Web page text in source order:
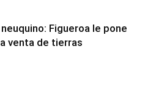
Figueroa le pone
venta de tierras